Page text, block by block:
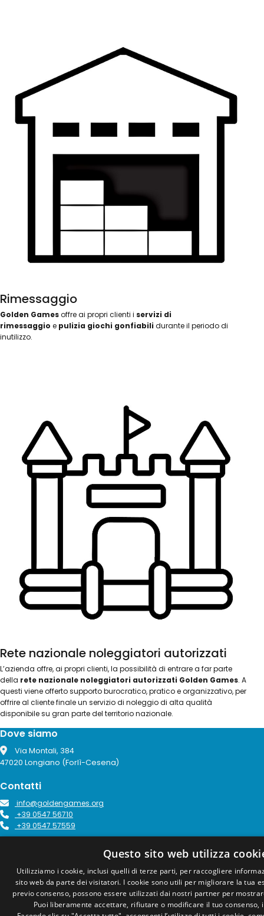
Rimessaggio
Golden Gamesoffre ai propri clienti i servizi di
rimessaggio e pulizia giochi gonfiabili durante il periodo di
inutilizzo.
Rete nazionale noleggiatori autorizzati
L’azienda offre, ai propri clienti, la possibilità di entrare a far parte
della rete nazionale noleggiatori autorizzati Golden Games. A
questi viene offerto supporto burocratico, pratico e organizzativo, per
offrire al cliente finale un servizio di noleggio di alta qualità
disponibile su gran parte del territorio nazionale.
Dove siamo
Via Montali, 384
47020 Longiano (Forlì-Cesena)
Contatti
info@goldengames.org
+39 0547 56710
+39 0547 57559
Responsabili commerciali
+39 335 1201290
simone.faedi@goldengames.org
Marcello Maroni
+39 334 6664770
Questo sito web utilizza
Utilizziamo i cookie, inclusi quelli di terze parti, per raccogliere
sito web da parte dei visitatori. I cookie sono utili per migliorare la tua
previo consenso, possono essere utilizzati dai nostri partner per
Puoi liberamente accettare, rifiutare o modificare il tuo consenso,